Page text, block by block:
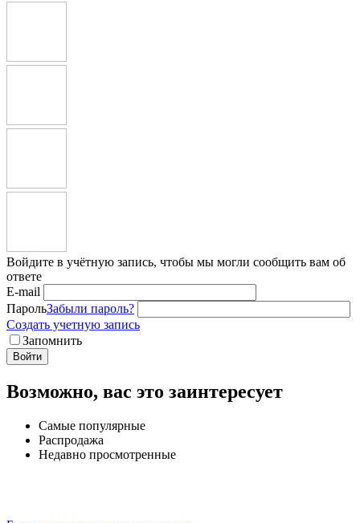
Войдите в учётную запись, чтобы мы могли сообщить вам об
ответе
E-mail
ПарольЗабыли пароль?
Создать учетную запись
Запомнить
Войти
Возможно, вас это заинтересует
Самые популярные
Распродажа
Недавно просмотренные